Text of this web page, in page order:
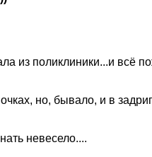
из поликлиники...и всё
но, бывало, и в
невесело....